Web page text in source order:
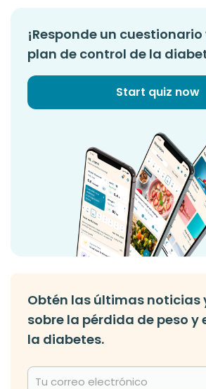
¡Responde un
plan de control de la
Start quiz now
Obtén las últimas noticias
sobre la pérdida de peso y
la diabetes.